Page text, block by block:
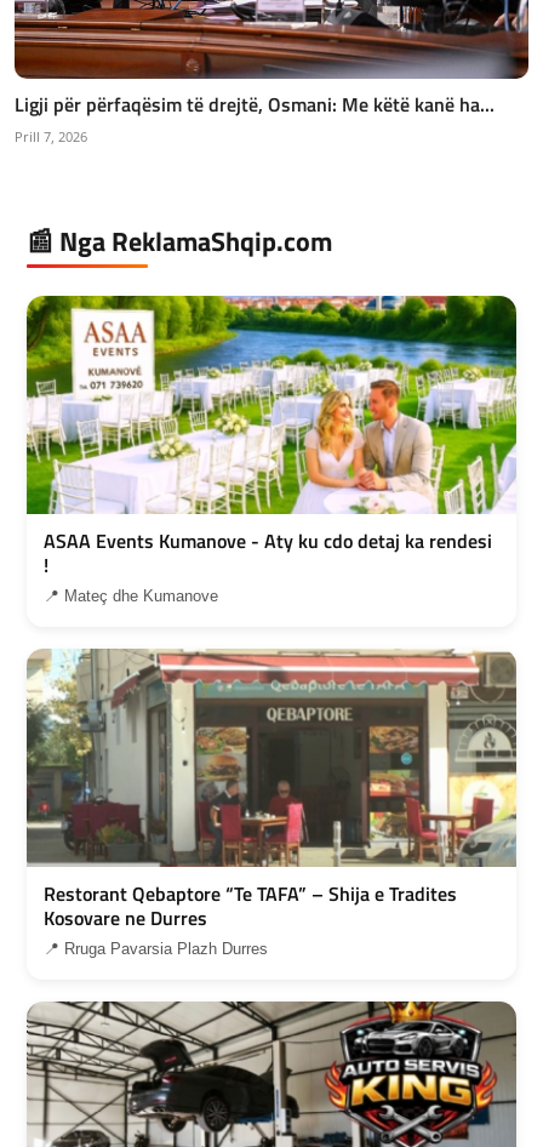
Ligji për përfaqësim të drejtë, Osmani: Me këtë kanë ha...
Prill 7, 2026
📰 Nga ReklamaShqip.com
ASAA Events Kumanove - Aty ku cdo detaj ka rendesi
!
📍 Mateç dhe Kumanove
Restorant Qebaptore “Te TAFA” – Shija e Tradites
Kosovare ne Durres
📍 Rruga Pavarsia Plazh Durres